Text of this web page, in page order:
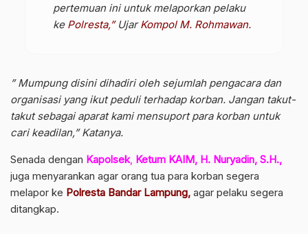
pertemuan ini untuk melaporkan pelaku
ke Polresta,”UjarKompol M. Rohmawan.
” Mumpung disini dihadiri oleh sejumlah pengacara dan
organisasi yang ikut peduli terhadap korban. Jangan takut-
takut sebagai aparat kami mensuport para korban untuk
cari keadilan,” Katanya.
Senada dengan Kapolsek, Ketum KAIM, H. Nuryadin, S.H.,
juga menyarankan agar orang tua para korban segera
melapor ke Polresta Bandar Lampung, agar pelaku segera
ditangkap.